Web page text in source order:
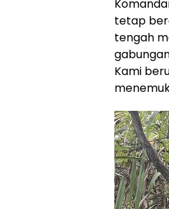
tetap
tengah
Kami